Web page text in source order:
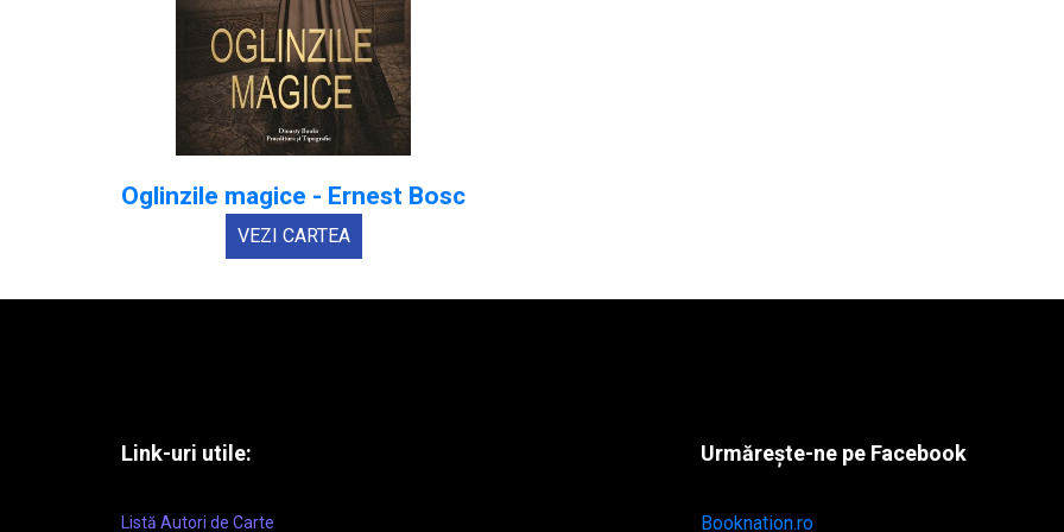
Oglinzile magice - Ernest Bosc
VEZI CARTEA
Link-uri utile:
Listă Autori de Carte
Urmărește-ne pe Facebook
Booknation.ro